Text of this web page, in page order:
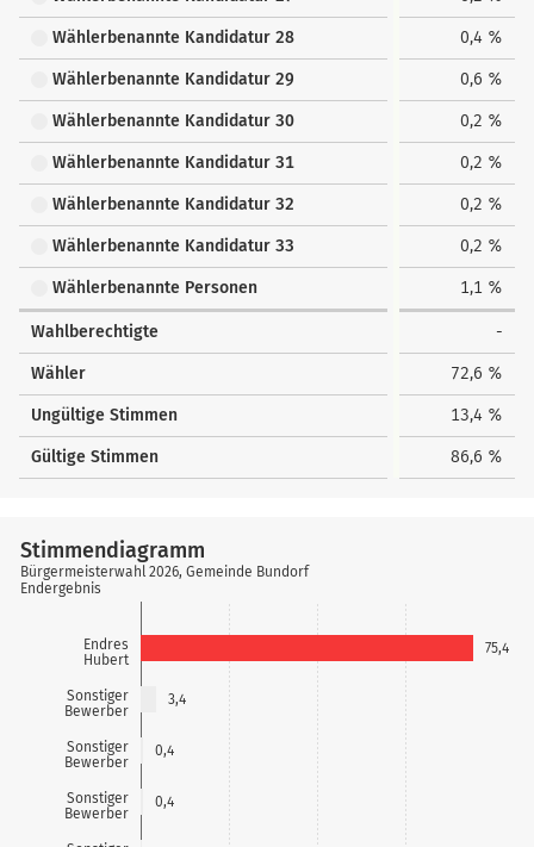
Wählerbenannte Kandidatur 28 0,4 %
Wählerbenannte Kandidatur 29 0,6 %
Wählerbenannte Kandidatur 30 0,2 %
Wählerbenannte Kandidatur 31 0,2 %
Wählerbenannte Kandidatur 32 0,2 %
Wählerbenannte Kandidatur 33 0,2 %
Wählerbenannte Personen 1,1 %
Wahlberechtigte -
Wähler 72,6 %
Ungültige Stimmen 13,4 %
Gültige Stimmen 86,6 %
Endres
Hubert
Sonstiger
Bewerber
Sonstiger
Bewerber
Sonstiger
Bewerber
75,4
3,4
0,4
0,4
Stimmendiagramm
Bürgermeisterwahl 2026, Gemeinde Bundorf
Endergebnis